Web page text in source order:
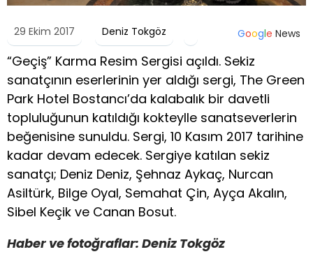
29 Ekim 2017 Deniz Tokgöz Google News
“Geçiş” Karma Resim Sergisi açıldı. Sekiz
sanatçının eserlerinin yer aldığı sergi, The Green
Park Hotel Bostancı’da kalabalık bir davetli
topluluğunun katıldığı kokteylle sanatseverlerin
beğenisine sunuldu. Sergi, 10 Kasım 2017 tarihine
kadar devam edecek. Sergiye katılan sekiz
sanatçı; Deniz Deniz, Şehnaz Aykaç, Nurcan
Asiltürk, Bilge Oyal, Semahat Çin, Ayça Akalın,
Sibel Keçik ve Canan Bosut.
Haber ve fotoğraflar: Deniz Tokgöz